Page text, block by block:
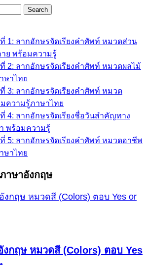
ที่ 1: ลากอักษรจัดเรียงคำศัพท์ หมวดส่วน
าย พร้อมความรู้
ที่ 2: ลากอักษรจัดเรียงคำศัพท์ หมวดผลไม้
ษาไทย
ที่ 3: ลากอักษรจัดเรียงคำศัพท์ หมวด
ความรู้ภาษาไทย
ที่ 4: ลากอักษรจัดเรียงชื่อวันสำคัญทาง
พร้อมความรู้
ที่ 5: ลากอักษรจัดเรียงคำศัพท์ หมวดอาชีพ
ษาไทย
าษาอังกฤษ
กฤษ หมวดสี (Colors) ตอบ Yes